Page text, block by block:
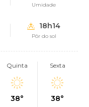
Umidade
18h14
Pôr do sol
Quinta
38°
Sexta
38°